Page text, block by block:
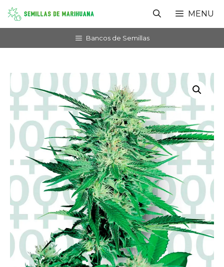
Saltar
contenido
MENU
Bancos de Semillas